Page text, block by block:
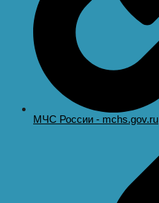
МЧС России - mchs.gov.ru